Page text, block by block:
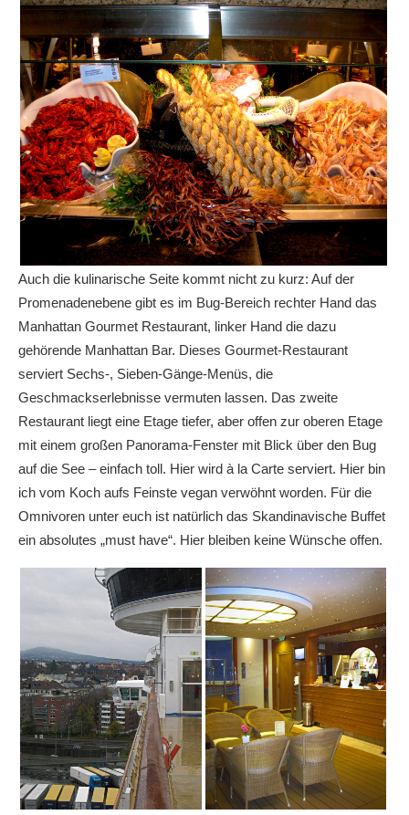
Auch die kulinarische Seite kommt nicht zu kurz: Auf der
Promenadenebene gibt es im Bug-Bereich rechter Hand das
Manhattan Gourmet Restaurant, linker Hand die dazu
gehörende Manhattan Bar. Dieses Gourmet-Restaurant
serviert Sechs-, Sieben-Gänge-Menüs, die
Geschmackserlebnisse vermuten lassen. Das zweite
Restaurant liegt eine Etage tiefer, aber offen zur oberen Etage
mit einem großen Panorama-Fenster mit Blick über den Bug
auf die See – einfach toll. Hier wird à la Carte serviert. Hier bin
ich vom Koch aufs Feinste vegan verwöhnt worden. Für die
Omnivoren unter euch ist natürlich das Skandinavische Buffet
ein absolutes „must have“. Hier bleiben keine Wünsche offen.